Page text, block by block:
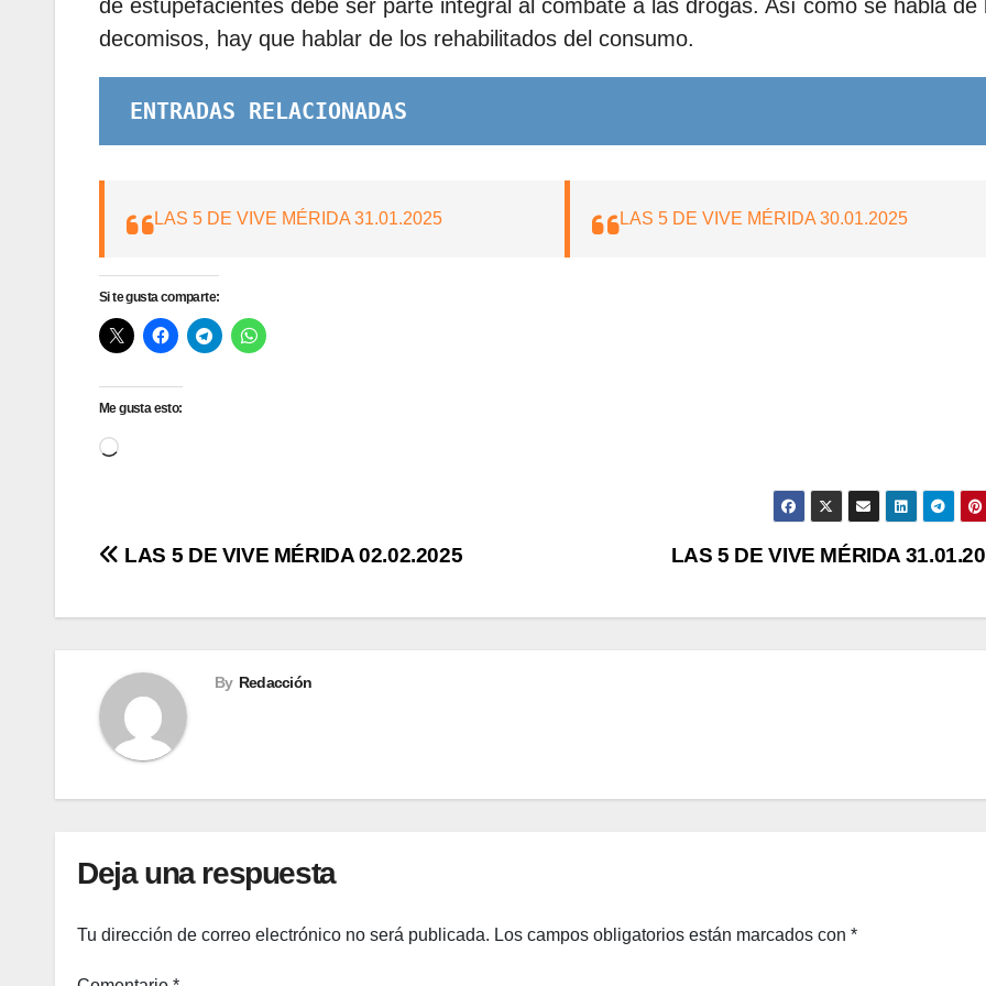
de estupefacientes debe ser parte integral al combate a las drogas. Así como se habla de
decomisos, hay que hablar de los rehabilitados del consumo.
ENTRADAS RELACIONADAS
LAS 5 DE VIVE MÉRIDA 31.01.2025 LAS 5 DE VIVE MÉRIDA 30.01.2025
Si te gusta comparte:
Me gusta esto:
Cargando...
Navegación
de
LAS 5 DE VIVE MÉRIDA
LAS 5 DE VIVE MÉRIDA 02.02.2025
By Redacción
Deja una respuesta
Tu dirección de correo electrónico no será publicada. Los campos obligatorios están marcados con *